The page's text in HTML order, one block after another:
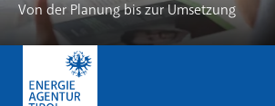
Von der Planung bis zur Umsetzung